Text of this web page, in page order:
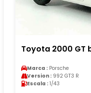
Toyota 2000 GT
Marca : Porsche
Version : 992 GT3 R
Escala : 1/43